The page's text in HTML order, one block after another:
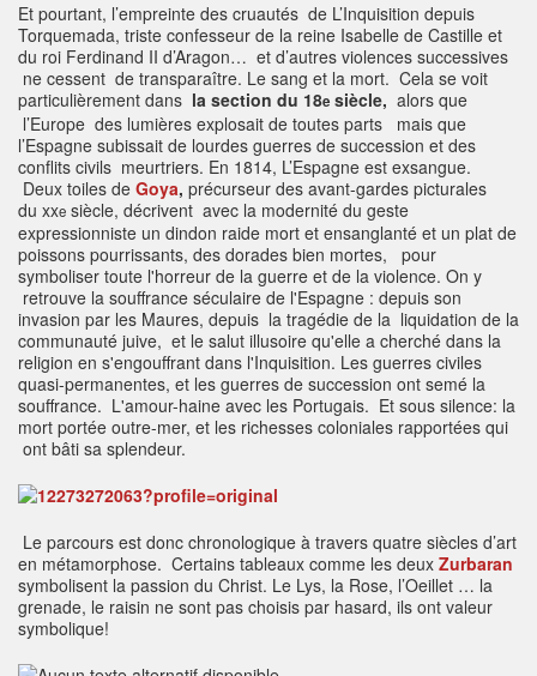
Et pourtant, l’empreinte des cruautés de L’Inquisition depuis
Torquemada, triste confesseur de la reine Isabelle de Castille et
du roi Ferdinand II d’Aragon… et d’autres violences successives
ne cessent de transparaître. Le sang et la mort. Cela se voit
particulièrement dans la section du 18e siècle, alors que
l’Europe des lumières explosait de toutes parts mais que
l’Espagne subissait de lourdes guerres de succession et des
conflits civils meurtriers. En 1814, L’Espagne est exsangue.
Deux toiles de Goya, précurseur des avant-gardes picturales
du xxe siècle, décrivent avec la modernité du geste
expressionniste un dindon raide mort et ensanglanté et un plat de
poissons pourrissants, des dorades bien mortes, pour
symboliser toute l'horreur de la guerre et de la violence. On y
retrouve la souffrance séculaire de l'Espagne : depuis son
invasion par les Maures, depuis la tragédie de la liquidation de la
communauté juive, et le salut illusoire qu'elle a cherché dans la
religion en s'engouffrant dans l'Inquisition. Les guerres civiles
quasi-permanentes, et les guerres de succession ont semé la
souffrance. L'amour-haine avec les Portugais. Et sous silence: la
mort portée outre-mer, et les richesses coloniales rapportées qui
ont bâti sa splendeur.
Le parcours est donc chronologique à travers quatre siècles d’art
en métamorphose. Certains tableaux comme les deux Zurbaran
symbolisent la passion du Christ. Le Lys, la Rose, l’Oeillet … la
grenade, le raisin ne sont pas choisis par hasard, ils ont valeur
symbolique!